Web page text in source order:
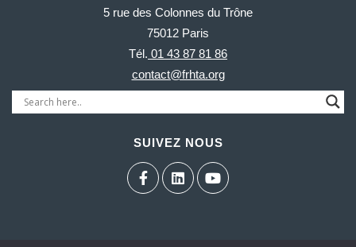
5 rue des Colonnes du Trône
75012 Paris
Tél. 01 43 87 81 86
contact@frhta.org
SUIVEZ NOUS